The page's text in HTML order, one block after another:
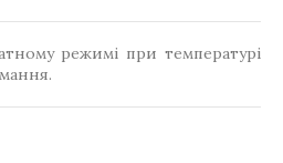
режимі при температурі